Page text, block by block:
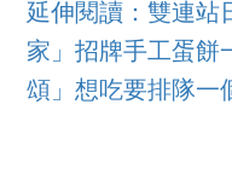
延伸閱讀：雙連站
家」招牌手工蛋餅
頌」想吃要排隊一